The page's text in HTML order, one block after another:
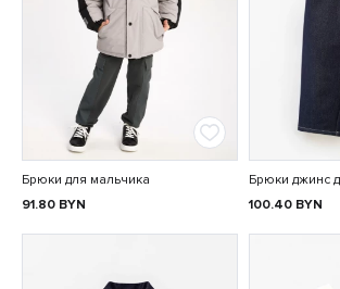
Брюки для мальчика
91.80 BYN
Брюки джинс
100.40 BYN